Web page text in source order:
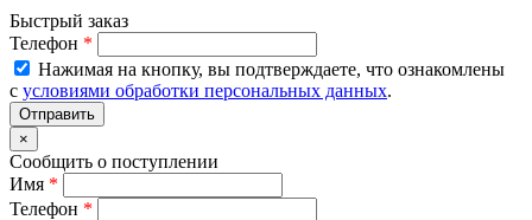
Быстрый заказ
Телефон *
Нажимая на кнопку, вы подтверждаете, что ознакомлены
с условиями обработки персональных данных.
×
Сообщить о поступлении
Имя *
Телефон *